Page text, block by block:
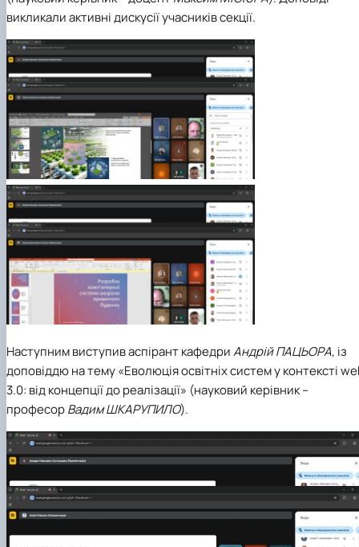
викликали активні дискусії учасників секції.
Наступним виступив аспірант кафедриАндрій ПАЦЬОРА, із
доповіддю на тему «Еволюція освітніх систем у контексті
3.0: від концепції до реалізації» (науковий керівник –
професорВадим ШКАРУПИЛО).